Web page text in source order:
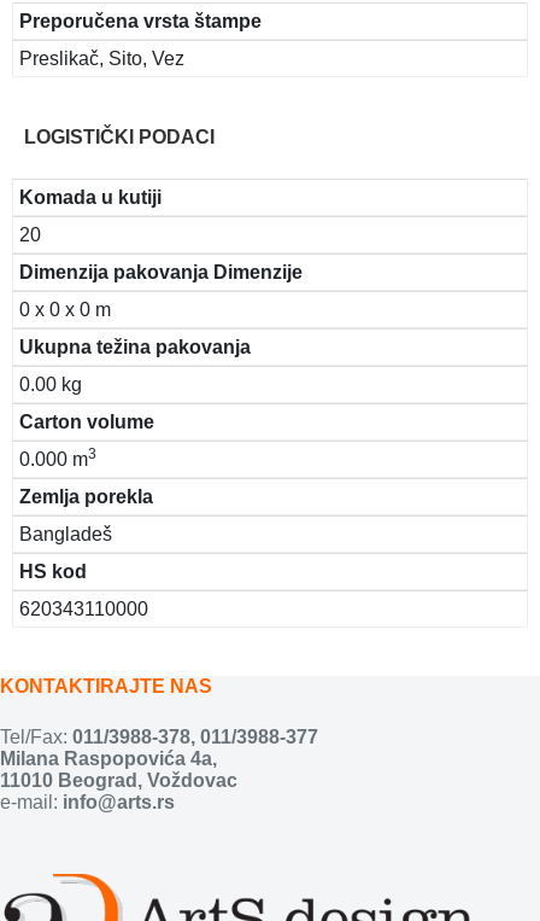
Preporučena vrsta štampe
Preslikač, Sito, Vez
LOGISTIČKI PODACI
Komada u kutiji
20
Dimenzija pakovanja Dimenzije
0 x 0 x 0 m
Ukupna težina pakovanja
0.00 kg
Carton volume
0.000 m3
Zemlja porekla
Bangladeš
HS kod
620343110000
KONTAKTIRAJTE NAS
Tel/Fax: 011/3988-378, 011/3988-377
Milana Raspopovića 4a,
11010 Beograd, Voždovac
e-mail: info@arts.rs